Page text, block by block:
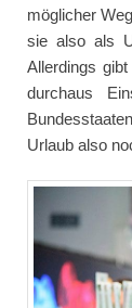
möglicher
sie also als
Allerdings
durchaus
Urlaub also